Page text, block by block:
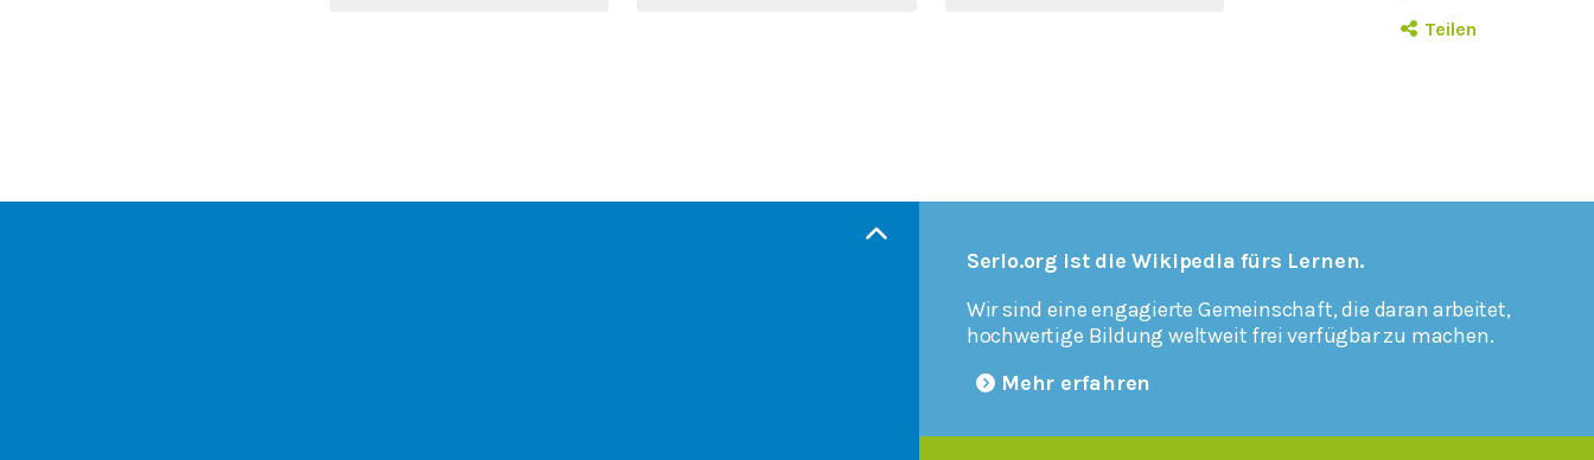
Teilen
Serlo.org ist die Wikipedia fürs Lernen.
Wir sind eine engagierte Gemeinschaft, die daran arbeitet,
hochwertige Bildung weltweit frei verfügbar zu machen.
Mehr erfahren